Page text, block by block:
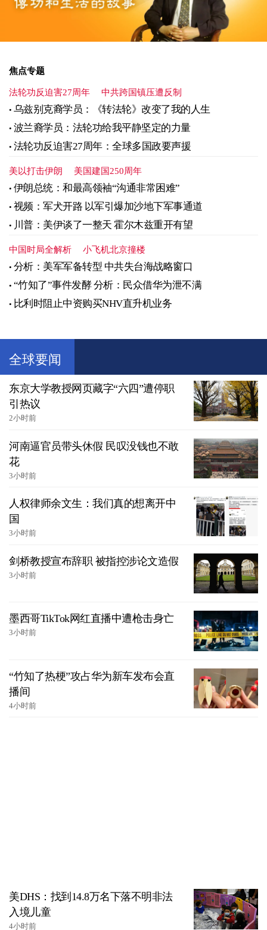
焦点专题
法轮功反迫害27周年 中共跨国镇压遭反制
乌兹别克裔学员：《转法轮》改变了我的人生
波兰裔学员：法轮功给我平静坚定的力量
法轮功反迫害27周年：全球多国政要声援
美以打击伊朗 美国建国250周年
伊朗总统：和最高领袖“沟通非常困难”
视频：军犬开路 以军引爆加沙地下军事通道
川普：美伊谈了一整天 霍尔木兹重开有望
中国时局全解析 小飞机北京撞楼
分析：美军军备转型 中共失台海战略窗口
“竹知了”事件发酵 分析：民众借华为泄不满
比利时阻止中资购买NHV直升机业务
全球要闻
东京大学教授网页藏字“六四”遭停职
引热议
2小时前
河南逼官员带头休假 民叹没钱也不敢
花
3小时前
人权律师余文生：我们真的想离开中
国
3小时前
剑桥教授宣布辞职 被指控涉论文造假
3小时前
墨西哥TikTok网红直播中遭枪击身亡
3小时前
“竹知了热梗”攻占华为新车发布会直
播间
4小时前
美DHS：找到14.8万名下落不明非法
入境儿童
4小时前